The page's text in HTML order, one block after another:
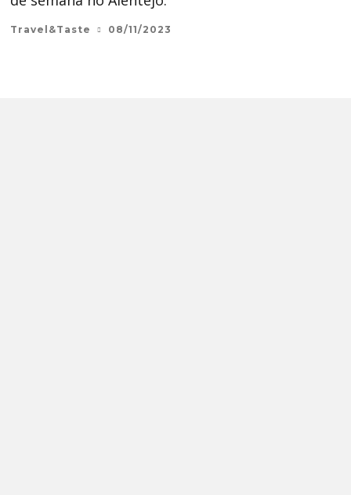
Travel&Taste 08/11/2023